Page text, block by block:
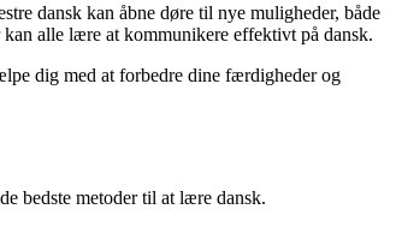
dansk kan åbne døre til nye muligheder, både
alle lære at kommunikere effektivt på dansk.
dig med at forbedre dine færdigheder og
bedste metoder til at lære dansk.